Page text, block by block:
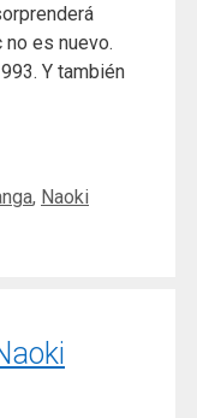
es nuevo.
Y también
, Naoki